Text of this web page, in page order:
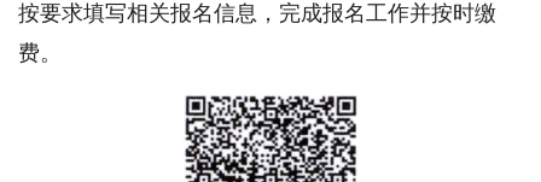
按要求填写相关报名信息，完成报名工作并按时缴
费。